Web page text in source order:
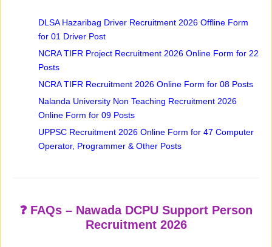
DLSA Hazaribag Driver Recruitment 2026 Offline Form
for 01 Driver Post
NCRA TIFR Project Recruitment 2026 Online Form for 22
Posts
NCRA TIFR Recruitment 2026 Online Form for 08 Posts
Nalanda University Non Teaching Recruitment 2026
Online Form for 09 Posts
UPPSC Recruitment 2026 Online Form for 47 Computer
Operator, Programmer & Other Posts
❓ FAQs – Nawada DCPU Support Person
Recruitment 2026